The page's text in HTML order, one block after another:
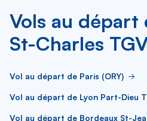
Vols au départ
St-Charles
Vol au départ de Paris (ORY)
Vol au départ de Lyon Part-Dieu
Vol au départ de Bordeaux St-